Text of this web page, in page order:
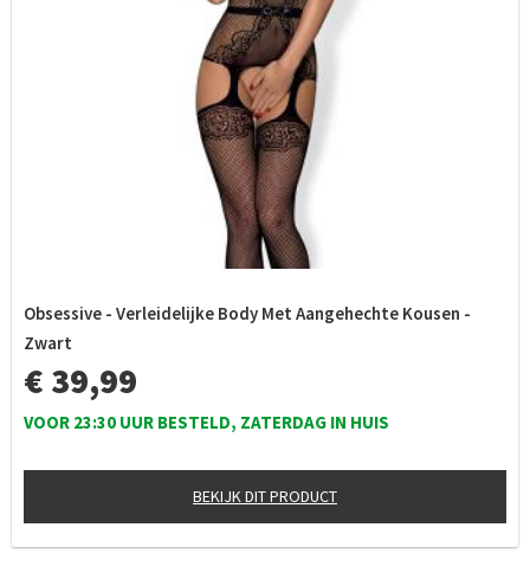
Obsessive - Verleidelijke Body Met Aangehechte Kousen -
Zwart
€ 39,99
VOOR 23:30 UUR BESTELD, ZATERDAG IN HUIS
BEKIJK DIT PRODUCT